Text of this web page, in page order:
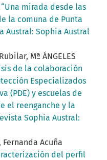
mirada desde las
la comuna de Punta
Austral: Sophia Austral
Mª ÁNGELES
de la colaboración
Especializados
(PDE) y escuelas de
el reenganche y la
Sophia Austral:
Acuña
del perfil